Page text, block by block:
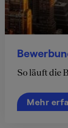
So läuft die
Mehr